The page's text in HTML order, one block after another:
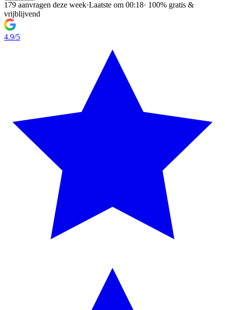
179 aanvragen deze week·Laatste om 00:18· 100% gratis &
vrijblijvend
4.9/5